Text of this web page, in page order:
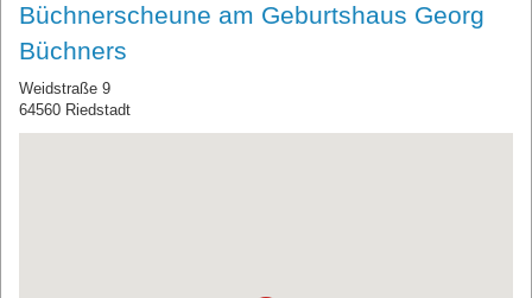
Büchnerscheune am Geburtshaus Georg
Büchners
Weidstraße 9
64560 Riedstadt